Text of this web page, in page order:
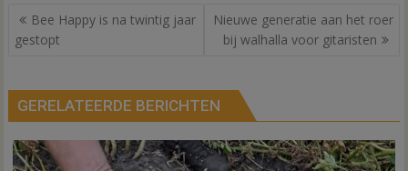
Bericht
navigatie
Bee Happy is na twintig jaar
gestopt
Nieuwe generatie aan het roer
bij walhalla voor gitaristen
GERELATEERDE BERICHTEN